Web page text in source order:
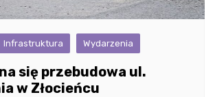
Infrastruktura Wydarzenia
się przebudowa ul.
w Złocieńcu